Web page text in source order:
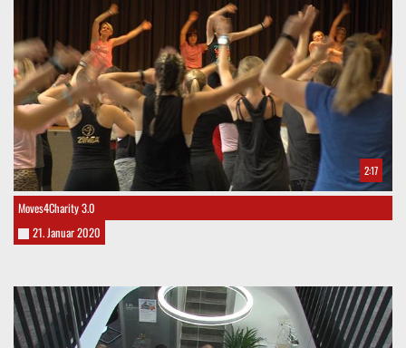
2:17
Moves4Charity 3.0
21. Januar 2020